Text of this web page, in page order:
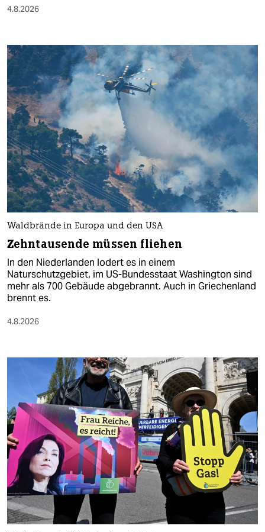
4.8.2026
Waldbrände in Europa und den USA
Zehntausende müssen fliehen
In den Niederlanden lodert es in einem
Naturschutzgebiet, im US-Bundesstaat Washington sind
mehr als 700 Gebäude abgebrannt. Auch in Griechenland
brennt es.
4.8.2026